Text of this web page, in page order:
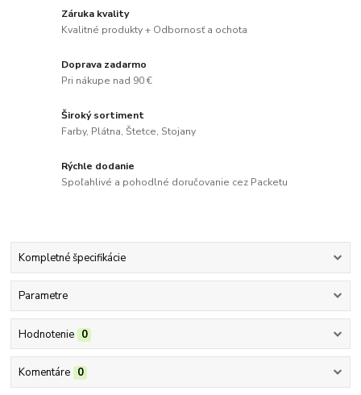
Záruka kvality
Kvalitné produkty + Odbornosť a ochota
Doprava zadarmo
Pri nákupe nad 90 €
Široký sortiment
Farby, Plátna, Štetce, Stojany
Rýchle dodanie
Spoľahlivé a pohodlné doručovanie cez Packetu
Kompletné špecifikácie
Parametre
Hodnotenie 0
Komentáre 0